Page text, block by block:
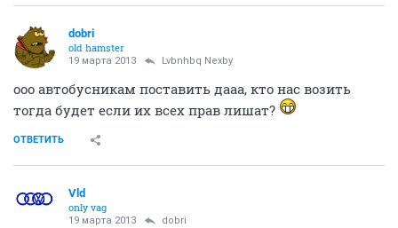
dobri
old hamster
19 марта 2013 Lvbnhbq Nexby
ооо автобусникам поставить дааа, кто нас возить
тогда будет если их всех прав лишат?
ОТВЕТИТЬ
Vld
only vag
19 марта 2013 dobri